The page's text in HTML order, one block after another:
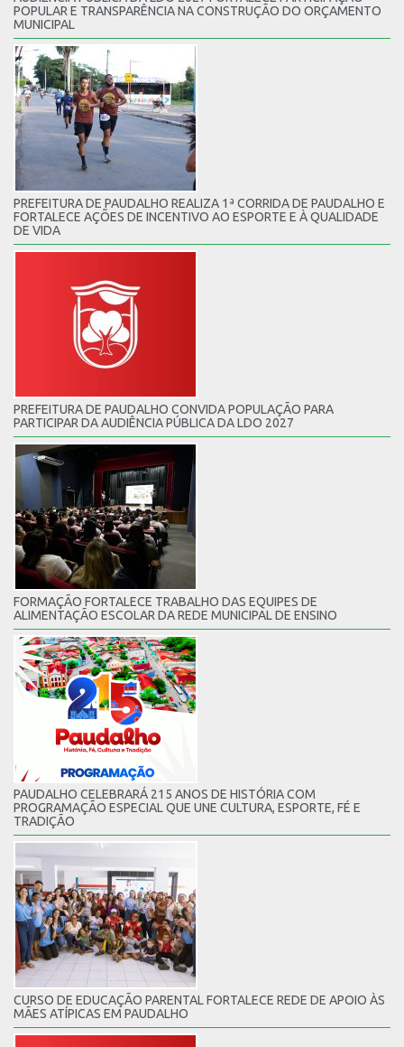
POPULAR E TRANSPARÊNCIA NA CONSTRUÇÃO DO ORÇAMENTO
MUNICIPAL
PREFEITURA DE PAUDALHO REALIZA 1ª CORRIDA DE PAUDALHO E
FORTALECE AÇÕES DE INCENTIVO AO ESPORTE E À QUALIDADE
DE VIDA
PREFEITURA DE PAUDALHO CONVIDA POPULAÇÃO PARA
PARTICIPAR DA AUDIÊNCIA PÚBLICA DA LDO 2027
FORMAÇÃO FORTALECE TRABALHO DAS EQUIPES DE
ALIMENTAÇÃO ESCOLAR DA REDE MUNICIPAL DE ENSINO
PAUDALHO CELEBRARÁ 215 ANOS DE HISTÓRIA COM
PROGRAMAÇÃO ESPECIAL QUE UNE CULTURA, ESPORTE, FÉ E
TRADIÇÃO
CURSO DE EDUCAÇÃO PARENTAL FORTALECE REDE DE APOIO ÀS
MÃES ATÍPICAS EM PAUDALHO